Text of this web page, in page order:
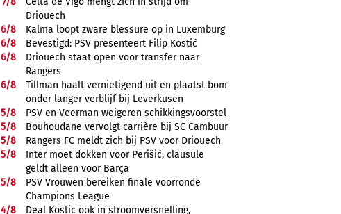
Driouech
6/8
Kalma loopt zware blessure op in Luxemburg
6/8
Bevestigd: PSV presenteert Filip Kostić
6/8
Driouech staat open voor transfer naar
Rangers
6/8
Tillman haalt vernietigend uit en plaatst bom
onder langer verblijf bij Leverkusen
5/8
PSV en Veerman weigeren schikkingsvoorstel
5/8
Bouhoudane vervolgt carrière bij SC Cambuur
5/8
Rangers FC meldt zich bij PSV voor Driouech
5/8
Inter moet dokken voor Perišić, clausule
geldt alleen voor Barça
5/8
PSV Vrouwen bereiken finale voorronde
Champions League
4/8
Deal Kostic ook in stroomversnelling,